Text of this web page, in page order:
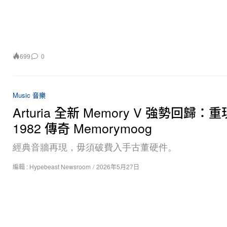
699 0
Music 音樂
Arturia 全新 Memory V 強勢回歸：重
1982 傳奇 Memorymoog
經典音牆再現，毋須破費入手古董硬件。
編輯 : Hypebeast Newsroom / 2026年5月27日